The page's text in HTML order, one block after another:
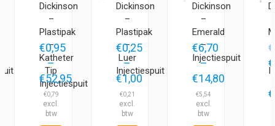
Dickinson
–
Plastipak
–
Katheter
Tip
Injectiespuit
€0,95
–
€52,95
Prijsklasse:
€0,95
€0,79
Dickinson
–
Plastipak
–
Luer
Injectiespuit
€0,25
–
€1,00
Prijsklasse:
€0,25
€0,21
Dickinson
–
Emerald
–
Injectiespuit
€6,70
–
€14,80
Prijsklasse:
€6,70
€5,54
€
€
€